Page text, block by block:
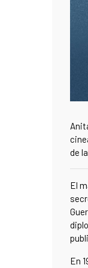
de
El
En